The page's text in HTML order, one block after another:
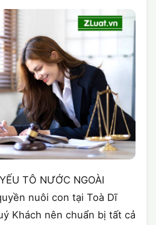
TÔ NƯỚC NGOÀI
nuôi con tại Toà Dĩ
Khách nên chuẩn bị tất cả